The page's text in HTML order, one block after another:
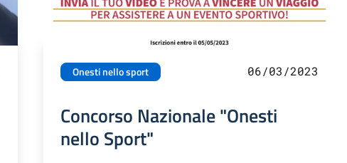
Onesti nello sport 06/03/2023
Concorso Nazionale "Onesti
nello Sport"